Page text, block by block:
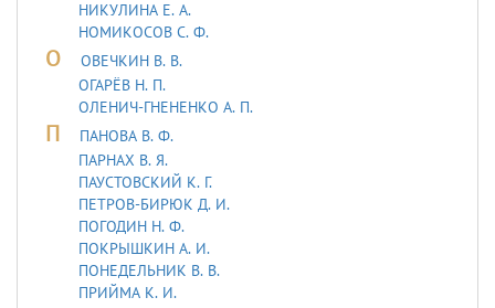
НИКУЛИНА Е. А.
НОМИКОСОВ С. Ф.
О
ОВЕЧКИН В. В.
ОГАРЁВ Н. П.
ОЛЕНИЧ-ГНЕНЕНКО А. П.
П
ПАНОВА В. Ф.
ПАРНАХ В. Я.
ПАУСТОВСКИЙ К. Г.
ПЕТРОВ-БИРЮК Д. И.
ПОГОДИН Н. Ф.
ПОКРЫШКИН А. И.
ПОНЕДЕЛЬНИК В. В.
ПРИЙМА К. И.